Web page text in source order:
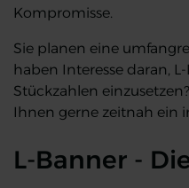
Kompromisse.
Sie planen eine
haben Interesse daran,
Stückzahlen
Ihnen gerne zeitnah ein
L-Banner -